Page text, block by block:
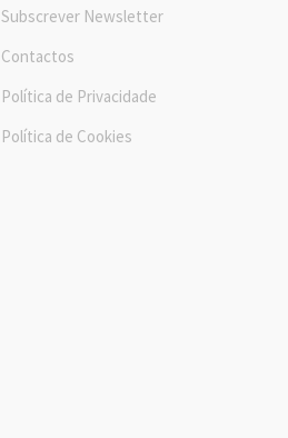
Subscrever Newsletter
Contactos
Política de Privacidade
Política de Cookies